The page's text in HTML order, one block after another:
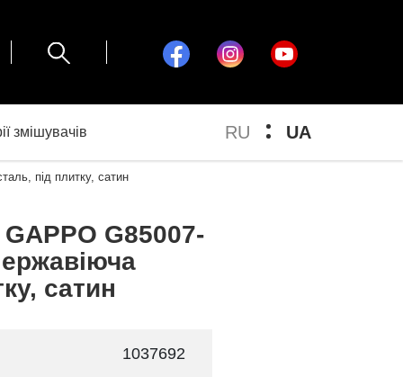
RU UA
змішувачів
під плитку, сатин
G85007-
сатин
1037692